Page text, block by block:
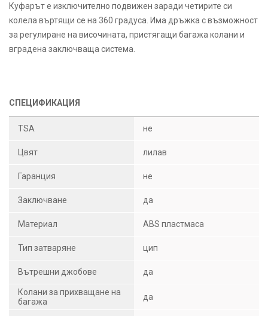
Куфарът е изключително подвижен заради четирите си
колела въртящи се на 360 градуса. Има дръжка с възможност
за регулиране на височината, пристягащи багажа колани и
вградена заключваща система.
СПЕЦИФИКАЦИЯ
TSA не
Цвят лилав
Гаранция не
Заключване да
Материал ABS пластмаса
Тип затваряне цип
Вътрешни джобове да
Колани за прихващане на
багажа
да